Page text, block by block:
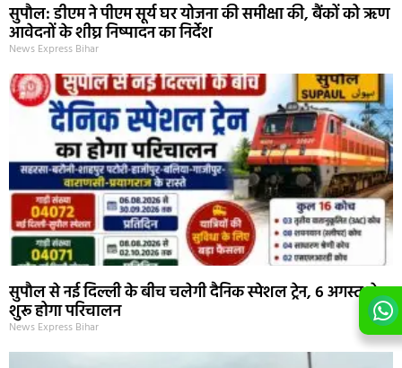
सुपौल: डीएम ने पीएम सूर्य घर योजना की समीक्षा की, बैंकों को ऋण
आवेदनों के शीघ्र निष्पादन का निर्देश
News Express Bihar
सुपौल से नई दिल्ली के बीच चलेगी दैनिक स्पेशल ट्रेन, 6 अगस्त से
शुरू होगा परिचालन
News Express Bihar